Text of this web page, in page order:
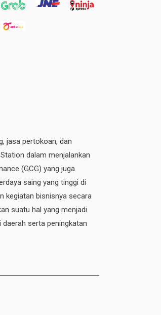
jasa pertokoan, dan
dalam menjalankan
(GCG) yang juga
saing yang tinggi di
kegiatan bisnisnya secara
suatu hal yang menjadi
serta peningkatan